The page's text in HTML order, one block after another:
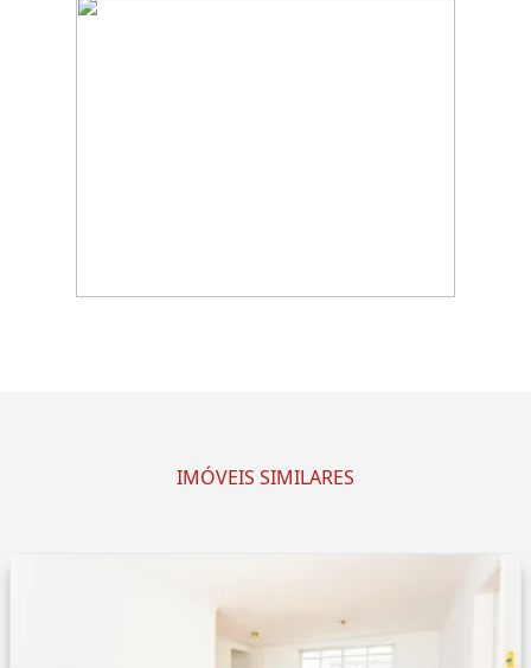
IMÓVEIS SIMILARES